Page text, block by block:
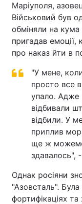
Маріуполя,
Військовий був
обміняли на кума
пригадав
про наказ йти в
"У мене,
просто все
упало. Адже
відбивали
відбили. У
приплив
ще ж можемо
здавалось",
Однак росіяни
"Азовсталь".
фортифікаціях та